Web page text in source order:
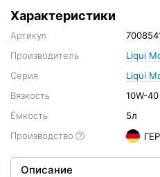
Характеристики
Артикул
Производитель
Liqui
Серия
Liqui
Вязкость
10W-40
Ёмкость
5л
Производство
Описание